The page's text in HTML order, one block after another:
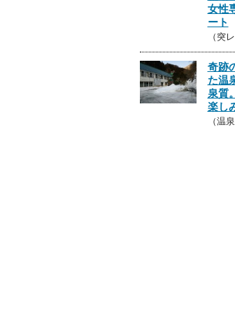
女性
ート
（突
奇跡
た温
泉質
楽し
（温